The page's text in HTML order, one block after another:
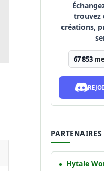
trouvez
créations,
67 853
PARTENAIRES
Hytale